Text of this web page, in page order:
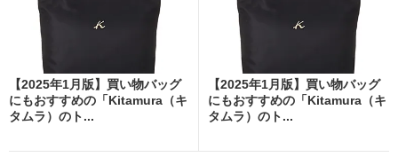
【2025年1月版】買い物バッグ
にもおすすめの「Kitamura（キ
タムラ）のト...
【2025年1月版】買い物バッグ
にもおすすめの「Kitamura（キ
タムラ）のト...